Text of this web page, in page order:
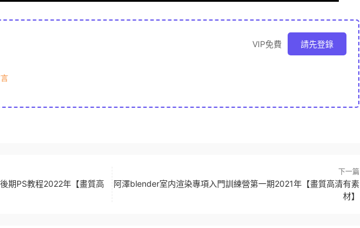
VIP免費 請先登錄
期PS教程2022年【畫質高
下一篇
阿澤blender室内渲染專項入門訓練營第一期2021年【畫質高清有素
材】